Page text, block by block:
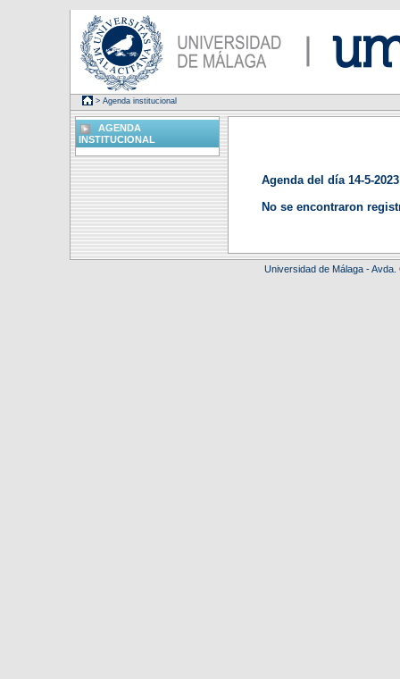
> Agenda institucional
Agenda del día 14-5-2023
No se encontraron
AGENDA
INSTITUCIONAL
Universidad de Málaga -